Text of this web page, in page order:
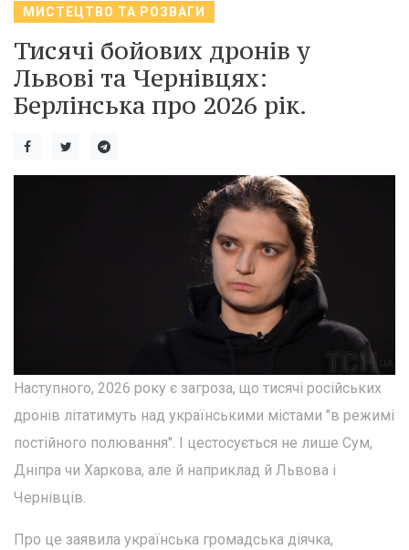
МИСТЕЦТВО ТА РОЗВАГИ
Тисячі бойових дронів у
Львові та Чернівцях:
Берлінська про 2026 рік.
Наступного, 2026 року є загроза, що тисячі російських
дронів літатимуть над українськими містами "в режимі
постійного полювання". І цестосується не лише Сум,
Дніпра чи Харкова, але й наприклад й Львова і
Чернівців.
Про це заявила українська громадська діячка,